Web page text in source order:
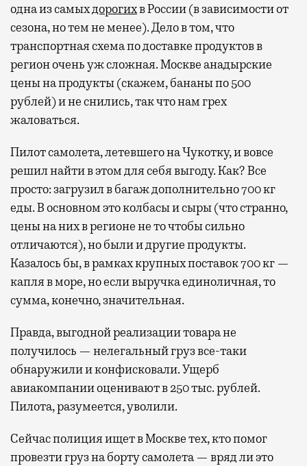
одна из самыхдорогихв России (в зависимости от
сезона, но тем не менее). Дело в том, что
транспортная схема по доставке продуктов в
регион очень уж сложная. Москве анадырские
цены на продукты (скажем, бананы по 500
рублей) и не снились, так что нам грех
жаловаться.
Пилот самолета, летевшего на Чукотку, и вовсе
решил найти в этом для себя выгоду. Как? Все
просто: загрузил в багаж дополнительно 700 кг
еды. В основном это колбасы и сыры (что странно,
цены на них в регионе не то чтобы сильно
отличаются), но были и другие продукты.
Казалось бы, в рамках крупных поставок 700 кг —
капля в море, но если выручка единоличная, то
сумма, конечно, значительная.
Правда, выгодной реализации товара не
получилось — нелегальный груз все-таки
обнаружили и конфисковали. Ущерб
авиакомпании оценивают в 250 тыс. рублей.
Пилота, разумеется, уволили.
Сейчас полиция ищет в Москве тех, кто помог
провезти груз на борту самолета — вряд ли это